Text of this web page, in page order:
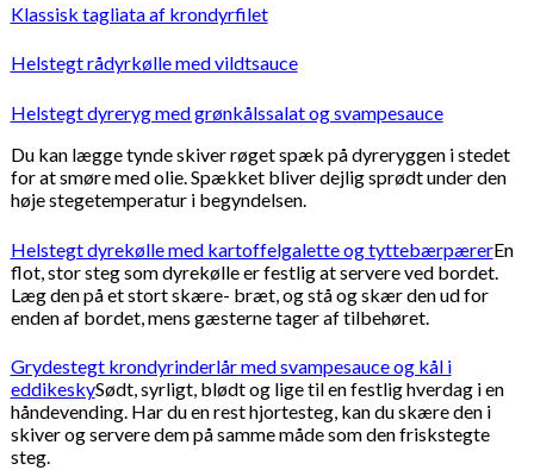
Klassisk tagliata af krondyrfilet
Helstegt rådyrkølle med vildtsauce
Helstegt dyreryg med grønkålssalat og svampesauce
Du kan lægge tynde skiver røget spæk på dyreryggen i stedet
for at smøre med olie. Spækket bliver dejlig sprødt under den
høje stegetemperatur i begyndelsen.
Helstegt dyrekølle med kartoffelgalette og tyttebærpærerEn
flot, stor steg som dyrekølle er festlig at servere ved bordet.
Læg den på et stort skære- bræt, og stå og skær den ud for
enden af bordet, mens gæsterne tager af tilbehøret.
Grydestegt krondyrinderlår med svampesauce og kål i
eddikeskySødt, syrligt, blødt og lige til en festlig hverdag i en
håndevending. Har du en rest hjortesteg, kan du skære den i
skiver og servere dem på samme måde som den friskstegte
steg.